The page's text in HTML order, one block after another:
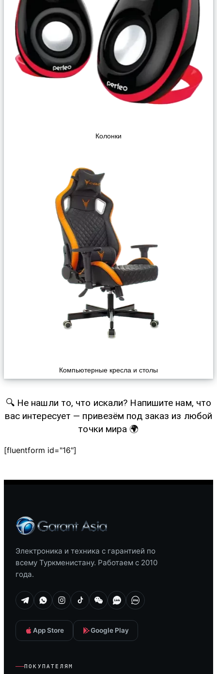
Колонки
Компьютерные кресла и столы
🔍 Не нашли то, что искали? Напишите нам, что
вас интересует — привезём под заказ из любой
точки мира 🌍
[fluentform id="16"]
Электроника и техника с гарантией по
всему Туркменистану. Работаем с 2010
года.
App Store Google Play
ПОКУПАТЕЛЯМ